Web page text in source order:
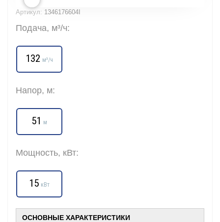
Артикул: 1346176604I
Подача, м³/ч:
132 м³/ч
Напор, м:
51 м
Мощность, кВт:
15 кВт
ОСНОВНЫЕ ХАРАКТЕРИСТИКИ